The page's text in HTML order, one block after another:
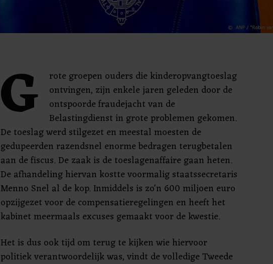
G
rote groepen ouders die kinderopvangtoeslag
ontvingen, zijn enkele jaren geleden door de
ontspoorde fraudejacht van de
Belastingdienst in grote problemen gekomen.
De toeslag werd stilgezet en meestal moesten de
gedupeerden razendsnel enorme bedragen terugbetalen
aan de fiscus. De zaak is de toeslagenaffaire gaan heten.
De afhandeling hiervan kostte voormalig staatssecretaris
Menno Snel al de kop. Inmiddels is zo'n 600 miljoen euro
opzijgezet voor de compensatieregelingen en heeft het
kabinet meermaals excuses gemaakt voor de kwestie.
Het is dus ook tijd om terug te kijken wie hiervoor
politiek verantwoordelijk was, vindt de volledige Tweede